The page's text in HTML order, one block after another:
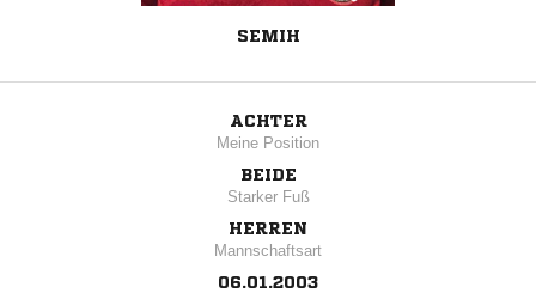
SEMIH
ACHTER
Meine Position
BEIDE
Starker Fuß
HERREN
Mannschaftsart
06.01.2003